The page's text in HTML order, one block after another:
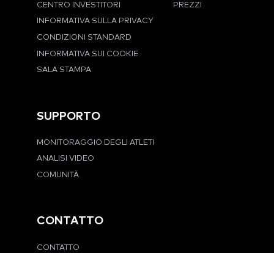
CENTRO INVESTITORI
INFORMATIVA SULLA PRIVACY
CONDIZIONI STANDARD
INFORMATIVA SUI COOKIE
SALA STAMPA
PREZZI
SUPPORTO
MONITORAGGIO DEGLI ATLETI
ANALISI VIDEO
COMUNITÀ
CONTATTO
CONTATTO